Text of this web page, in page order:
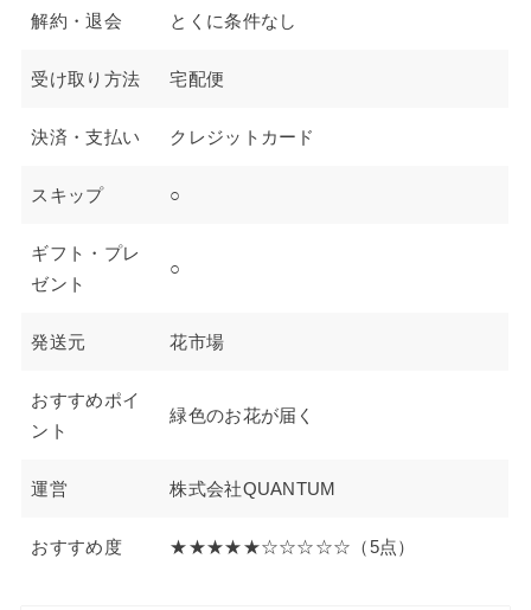
解約・退会 とくに条件なし
受け取り方法 宅配便
決済・支払い クレジットカード
スキップ ○
ギフト・プレ
ゼント
○
発送元 花市場
おすすめポイ
ント
緑色のお花が届く
運営 株式会社QUANTUM
おすすめ度 ★★★★★☆☆☆☆☆（5点）